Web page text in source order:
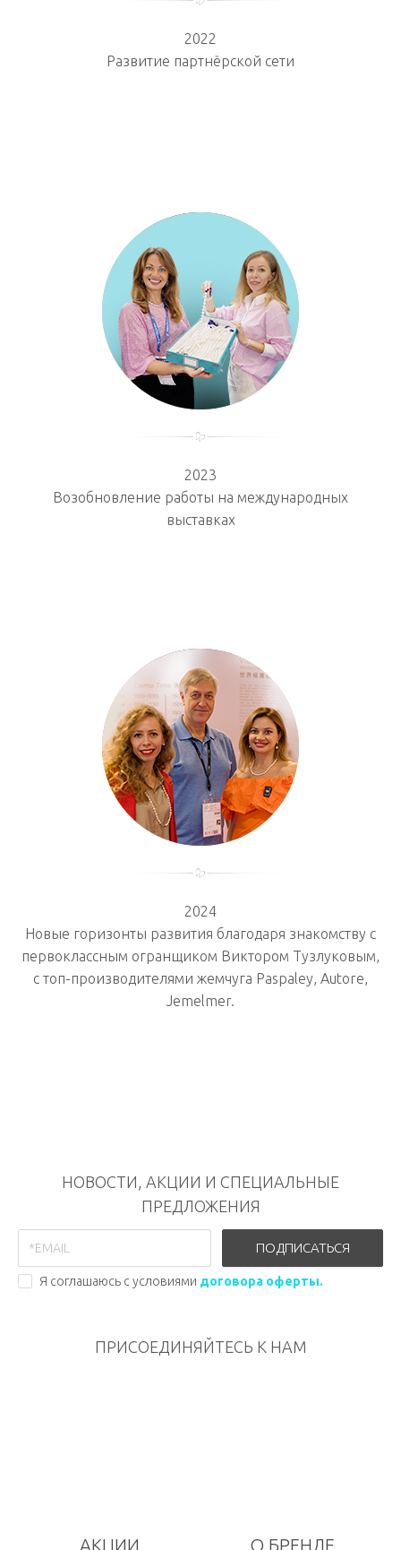
2022
Развитие партнёрской сети
2023
Возобновление работы на международных
выставках
2024
Новые горизонты развития благодаря знакомству с
первоклассным огранщиком Виктором Тузлуковым,
с топ-производителями жемчуга Paspaley, Autore,
Jemelmer.
НОВОСТИ, АКЦИИ И СПЕЦИАЛЬНЫЕ
ПРЕДЛОЖЕНИЯ
ПОДПИСАТЬСЯ
Я соглашаюсь с условиями договора оферты.
ПРИСОЕДИНЯЙТЕСЬ К НАМ
АКЦИИ О БРЕНДЕ